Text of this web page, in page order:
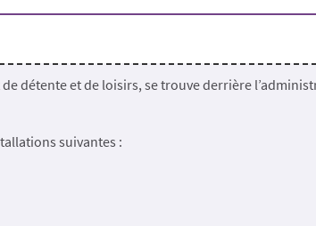
détente et de loisirs, se trouve derrière
suivantes :